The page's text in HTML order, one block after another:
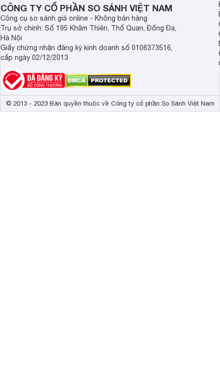
CÔNG TY CỔ PHẦN SO SÁNH VIỆT NAM
Công cụ so sánh giá online - Không bán hàng
Trụ sở chính: Số 195 Khâm Thiên, Thổ Quan, Đống Đa,
Hà Nội
Giấy chứng nhận đăng ký kinh doanh số 0106373516,
cấp ngày 02/12/2013
© 2013 - 2023 Bản quyền thuộc về Công ty cổ phần So Sánh Việt Nam